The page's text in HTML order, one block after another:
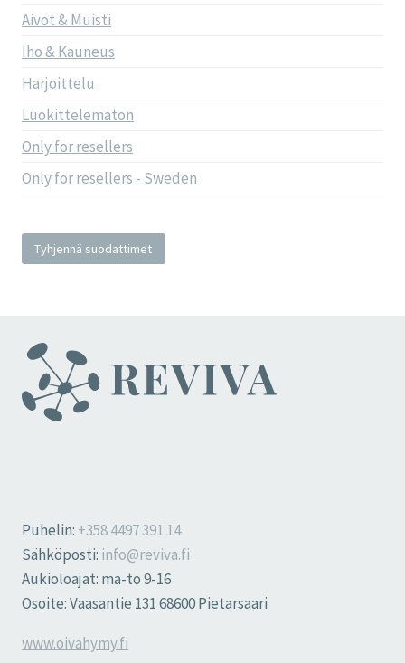
Aivot & Muisti
Iho & Kauneus
Harjoittelu
Luokittelematon
Only for resellers
Only for resellers - Sweden
Tyhjennä suodattimet
Puhelin: +358 4497 391 14
Sähköposti: info@reviva.fi
Aukioloajat: ma-to 9-16
Osoite: Vaasantie 131 68600 Pietarsaari
www.oivahymy.fi